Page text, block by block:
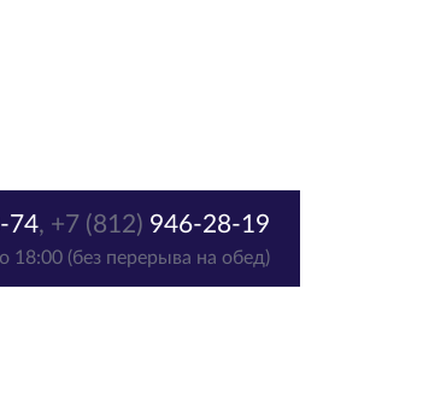
74, +7 (812) 946-28-19
18:00 (без перерыва на обед)